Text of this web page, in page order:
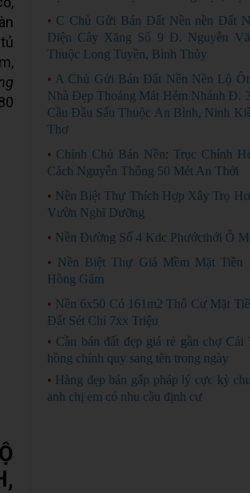
• C Chủ Gửi Bán Đất Nền nền Đất
Diện Cây Xăng Số 9 Đ. Nguyễn
Thuộc Long Tuyền, Bình Thủy
• A Chủ Gửi Bán Đất Nền Nền Lộ
Nhà Đẹp Thoáng Mát Hẻm Nhánh Đ.
Cầu Đầu Sấu Thuộc An Bình, Ninh
Thơ
• Chính Chủ Bán Nền: Trục Chính
Cách Nguyễn Thông 50 Mét An Thới
• Nền Biệt Thự Thích Hợp Xây Trọ
Vườn Nghĩ Dưỡng
• Nền Đường Số 4 Kdc Phướcthới Ô
• Nền Biệt Thự Giá Mềm Mặt Tiền
Hồng Gấm
• Nền 6x50 Có 161m2 Thổ Cư Mặt
Đất Sét Chỉ 7xx Triệu
• Cần bán đất đẹp giá rẻ gần chợ Cái
hồng chính quy sang tên trong ngày
• Hàng đẹp bán gấp pháp lý cực kỳ
anh chị em có nhu cầu định cư